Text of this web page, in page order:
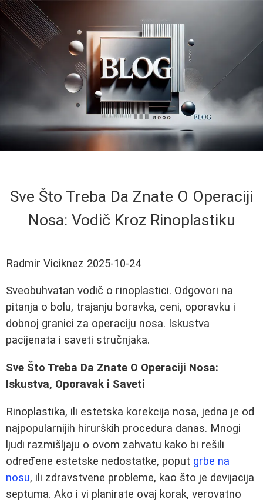
Sve Što Treba Da Znate O Operaciji
Nosa: Vodič Kroz Rinoplastiku
Radmir Viciknez 2025-10-24
Sveobuhvatan vodič o rinoplastici. Odgovori na
pitanja o bolu, trajanju boravka, ceni, oporavku i
dobnoj granici za operaciju nosa. Iskustva
pacijenata i saveti stručnjaka.
Sve Što Treba Da Znate O Operaciji Nosa:
Iskustva, Oporavak i Saveti
Rinoplastika, ili estetska korekcija nosa, jedna je od
najpopularnijih hirurških procedura danas. Mnogi
ljudi razmišljaju o ovom zahvatu kako bi rešili
određene estetske nedostatke, poput grbe na
nosu, ili zdravstvene probleme, kao što je devijacija
septuma. Ako i vi planirate ovaj korak, verovatno